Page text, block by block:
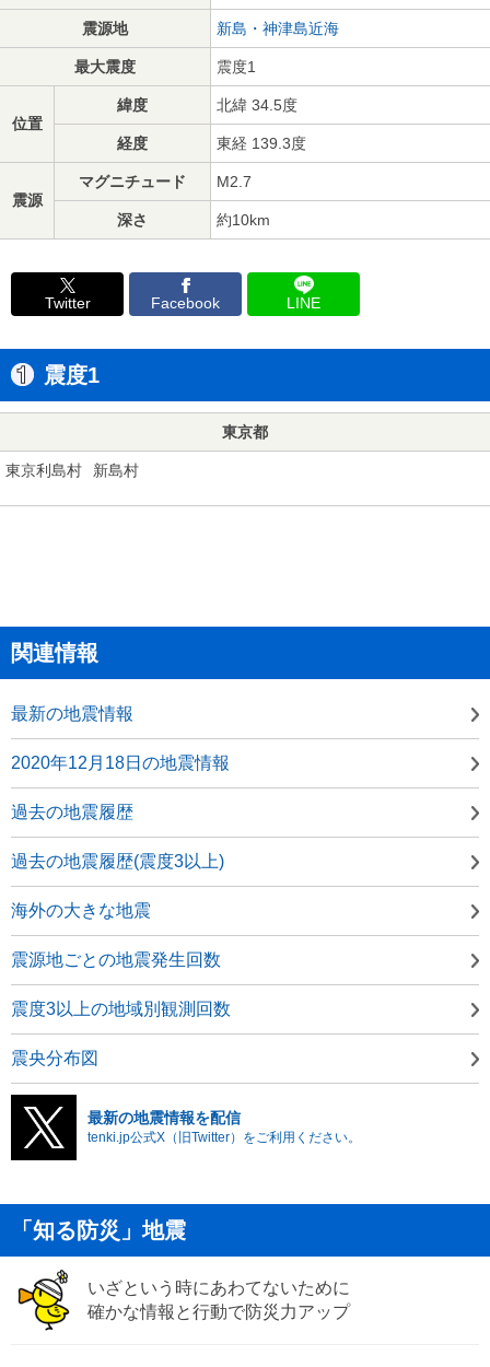
震源地 新島・神津島近海
最大震度 震度1
位置
緯度 北緯 34.5度
経度 東経 139.3度
震源
マグニチュード M2.7
深さ 約10km
Twitter Facebook LINE
震度1
東京都
東京利島村 新島村
関連情報
最新の地震情報
2020年12月18日の地震情報
過去の地震履歴
過去の地震履歴(震度3以上)
海外の大きな地震
震源地ごとの地震発生回数
震度3以上の地域別観測回数
震央分布図
最新の地震情報を配信
tenki.jp公式X（旧Twitter）をご利用ください。
「知る防災」地震
いざという時にあわてないために
確かな情報と行動で防災力アップ